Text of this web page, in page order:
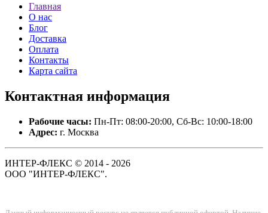
Главная
О нас
Блог
Доставка
Оплата
Контакты
Карта сайта
Контактная информация
Рабочие часы: Пн-Пт: 08:00-20:00, Сб-Вс: 10:00-18:00
Адрес: г. Москва
ИНТЕР-ФЛЕКС © 2014 - 2026
ООО "ИНТЕР-ФЛЕКС".